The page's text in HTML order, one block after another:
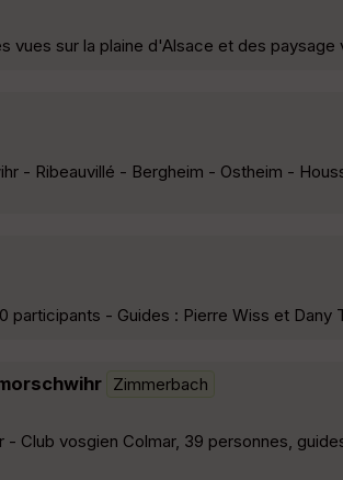
vues sur la plaine d'Alsace et des paysage
- Ribeauvillé - Bergheim - Ostheim -
participants - Guides : Pierre Wiss et Dany
Zimmerbach
Club vosgien Colmar, 39 personnes,